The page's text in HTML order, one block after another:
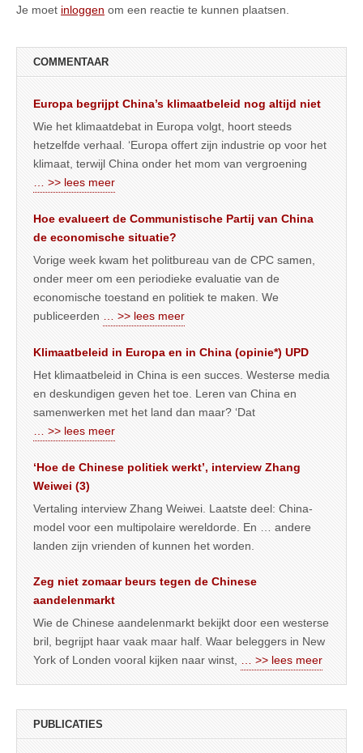
Je moet inloggen om een reactie te kunnen plaatsen.
COMMENTAAR
Europa begrijpt China’s klimaatbeleid nog altijd niet
Wie het klimaatdebat in Europa volgt, hoort steeds
hetzelfde verhaal. ‘Europa offert zijn industrie op voor het
klimaat, terwijl China onder het mom van vergroening
… >> lees meer
Hoe evalueert de Communistische Partij van China
de economische situatie?
Vorige week kwam het politbureau van de CPC samen,
onder meer om een periodieke evaluatie van de
economische toestand en politiek te maken. We
publiceerden … >> lees meer
Klimaatbeleid in Europa en in China (opinie*) UPD
Het klimaatbeleid in China is een succes. Westerse media
en deskundigen geven het toe. Leren van China en
samenwerken met het land dan maar? ‘Dat
… >> lees meer
‘Hoe de Chinese politiek werkt’, interview Zhang
Weiwei (3)
Vertaling interview Zhang Weiwei. Laatste deel: China-
model voor een multipolaire wereldorde. En … andere
landen zijn vrienden of kunnen het worden.
Zeg niet zomaar beurs tegen de Chinese
aandelenmarkt
Wie de Chinese aandelenmarkt bekijkt door een westerse
bril, begrijpt haar vaak maar half. Waar beleggers in New
York of Londen vooral kijken naar winst, … >> lees meer
PUBLICATIES